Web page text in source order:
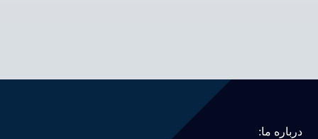
درباره ما: